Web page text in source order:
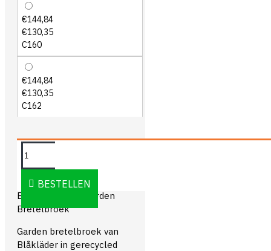
€144,84
€130,35
C160
€144,84
€130,35
C162
BESTELLEN
OMSCHRIJVING
Blåkläder 2654 Garden
Bretelbroek
Garden bretelbroek van
Blåkläder in gerecycled